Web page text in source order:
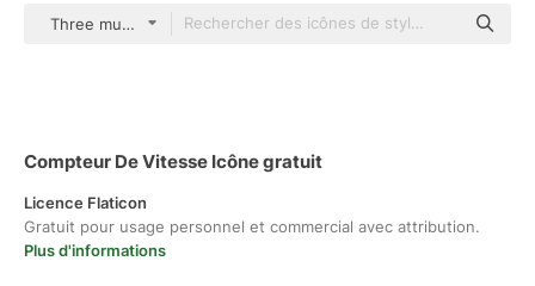
Three musketeers color lineal-color
Compteur De Vitesse Icône gratuit
Licence Flaticon
Gratuit pour usage personnel et commercial avec attribution.
Plus d'informations